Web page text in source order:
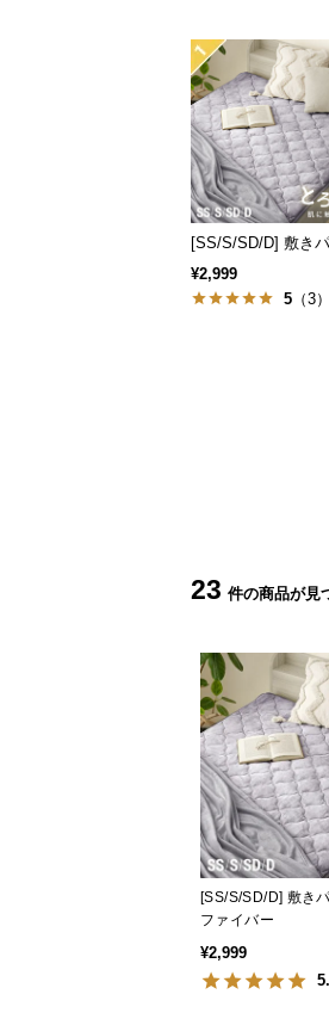
[SS/S/SD/D] 敷き
¥2,999
5 （3）
23
[SS/S/SD/D] 敷き
ファイバー
¥2,999